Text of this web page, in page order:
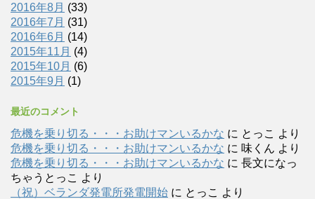
2016年8月 (33)
2016年7月 (31)
2016年6月 (14)
2015年11月 (4)
2015年10月 (6)
2015年9月 (1)
最近のコメント
危機を乗り切る・・・お助けマンいるかな に とっこ より
危機を乗り切る・・・お助けマンいるかな に 味くん より
危機を乗り切る・・・お助けマンいるかな に 長文になっ
ちゃうとっこ より
（祝）ベランダ発電所発電開始 に とっこ より